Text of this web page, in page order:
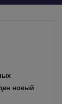
новый